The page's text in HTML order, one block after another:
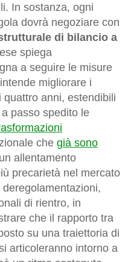
In sostanza, ogni
dovrà negoziare con
di bilancio a
spiega
a seguire le misure
migliorare i
anni, estendibili
passo spedito le
che già sono
allentamento
precarietà nel mercato
di rientro, in
che il rapporto tra
su una traiettoria di
articoleranno intorno a